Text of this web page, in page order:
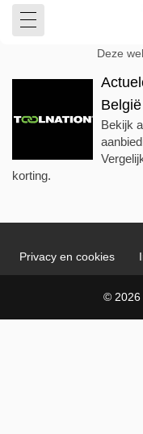
Deze
Bekijk
korting.
Privacy en cookies
© 2026